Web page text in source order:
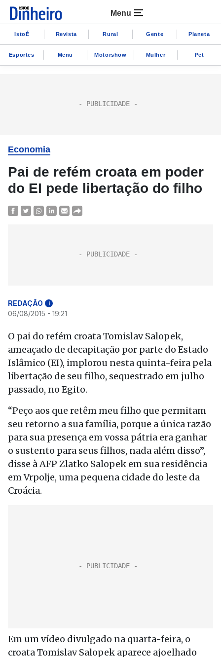
Menu
IstoÉ Revista Rural Gente Planeta
Esportes Menu Motorshow Mulher Pet
Economia
Pai de refém croata em poder
do EI pede libertação do filho
REDAÇÃO i
06/08/2015 - 19:21
O pai do refém croata Tomislav Salopek,
ameaçado de decapitação por parte do Estado
Islâmico (EI), implorou nesta quinta-feira pela
libertação de seu filho, sequestrado em julho
passado, no Egito.
“Peço aos que retêm meu filho que permitam
seu retorno a sua família, porque a única razão
para sua presença em vossa pátria era ganhar
o sustento para seus filhos, nada além disso”,
disse à AFP Zlatko Salopek em sua residência
em Vrpolje, uma pequena cidade do leste da
Croácia.
Em um vídeo divulgado na quarta-feira, o
croata Tomislav Salopek aparece ajoelhado